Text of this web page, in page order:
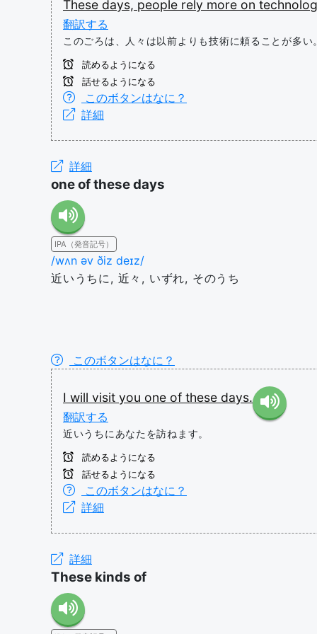
These days, people rely more on
翻訳する
このごろは、人々は以前よりも技術に頼ることが多い
読めるようになる
話せるようになる
このボタンはなに？
詳細
詳細
one of these days
IPA（発音記号）
/wʌn əv ðiz deɪz/
近いうちに, 近々, いずれ, そのうち
このボタンはなに？
I will visit you one of these days.
翻訳する
近いうちにあなたを訪ねます。
読めるようになる
話せるようになる
このボタンはなに？
詳細
詳細
These kinds of